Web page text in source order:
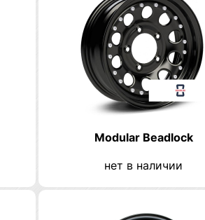
Modular Beadlock
нет в наличии